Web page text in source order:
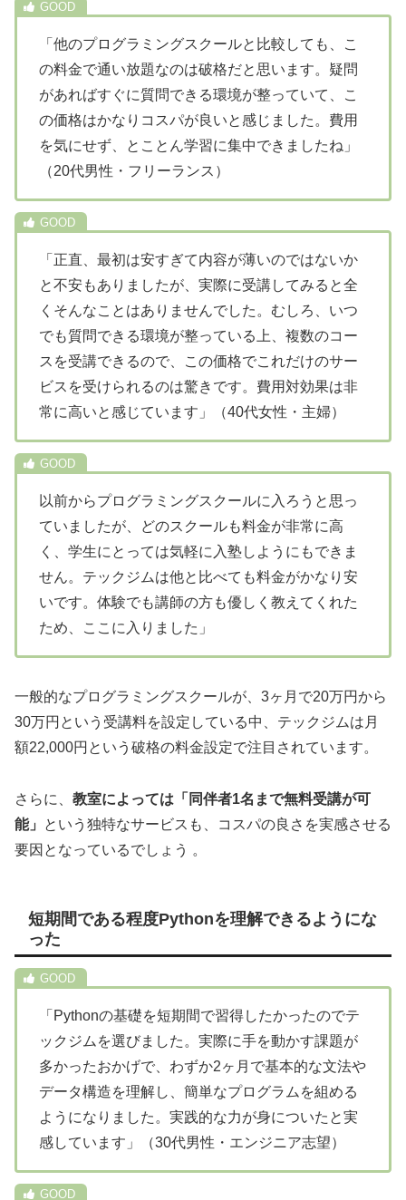
「他のプログラミングスクールと比較しても、こ
の料金で通い放題なのは破格だと思います。疑問
があればすぐに質問できる環境が整っていて、こ
の価格はかなりコスパが良いと感じました。費用
を気にせず、とことん学習に集中できましたね」
（20代男性・フリーランス）
「正直、最初は安すぎて内容が薄いのではないか
と不安もありましたが、実際に受講してみると全
くそんなことはありませんでした。むしろ、いつ
でも質問できる環境が整っている上、複数のコー
スを受講できるので、この価格でこれだけのサー
ビスを受けられるのは驚きです。費用対効果は非
常に高いと感じています」（40代女性・主婦）
以前からプログラミングスクールに入ろうと思っ
ていましたが、どのスクールも料金が非常に高
く、学生にとっては気軽に入塾しようにもできま
せん。テックジムは他と比べても料金がかなり安
いです。体験でも講師の方も優しく教えてくれた
ため、ここに入りました」
一般的なプログラミングスクールが、3ヶ月で20万円から
30万円という受講料を設定している中、テックジムは月
額22,000円という破格の料金設定で注目されています。
さらに、 教室によっては「同伴者1名まで無料受講が可
能」
という独特なサービスも、コスパの良さを実感させる
要因となっているでしょう 。
短期間である程度Pythonを理解できるようにな
った
「Pythonの基礎を短期間で習得したかったのでテ
ックジムを選びました。実際に手を動かす課題が
多かったおかげで、わずか2ヶ月で基本的な文法や
データ構造を理解し、簡単なプログラムを組める
ようになりました。実践的な力が身についたと実
感しています」（30代男性・エンジニア志望）